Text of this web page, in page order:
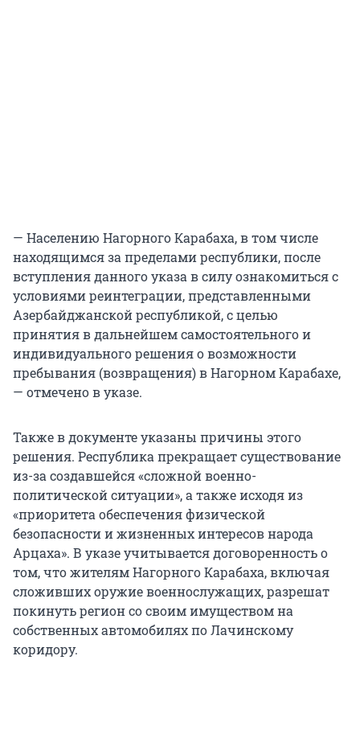
— Населению Нагорного Карабаха, в том числе
находящимся за пределами республики, после
вступления данного указа в силу ознакомиться с
условиями реинтеграции, представленными
Азербайджанской республикой, с целью
принятия в дальнейшем самостоятельного и
индивидуального решения о возможности
пребывания (возвращения) в Нагорном Карабахе,
— отмечено в указе.
Также в документе указаны причины этого
решения. Республика прекращает существование
из-за создавшейся «сложной военно-
политической ситуации», а также исходя из
«приоритета обеспечения физической
безопасности и жизненных интересов народа
Арцаха». В указе учитывается договоренность о
том, что жителям Нагорного Карабаха, включая
сложивших оружие военнослужащих, разрешат
покинуть регион со своим имуществом на
собственных автомобилях по Лачинскому
коридору.